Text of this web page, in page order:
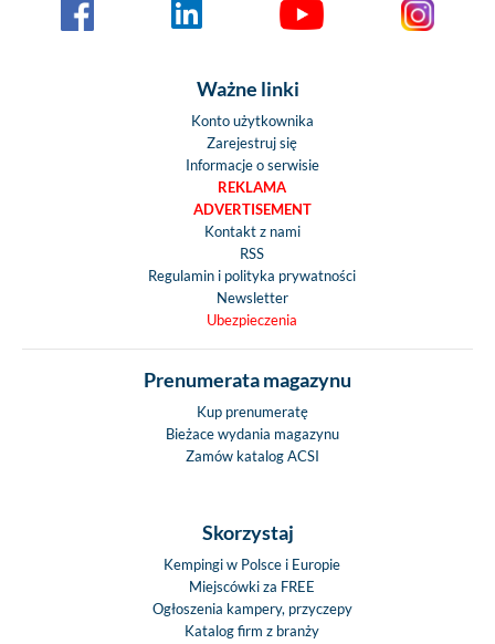
Ważne linki
Konto użytkownika
Zarejestruj się
Informacje o serwisie
REKLAMA
ADVERTISEMENT
Kontakt z nami
RSS
Regulamin i polityka prywatności
Newsletter
Ubezpieczenia
Prenumerata magazynu
Kup prenumeratę
Bieżace wydania magazynu
Zamów katalog ACSI
Skorzystaj
Kempingi w Polsce i Europie
Miejscówki za FREE
Ogłoszenia kampery, przyczepy
Katalog firm z branży